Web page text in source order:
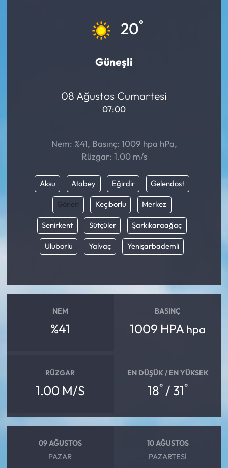
20°
Güneşli
08 Ağustos Cumartesi
07:00
Nem: %41, Basınç: 1009 hpa hPa,
Rüzgar: 1.00 m/s
Aksu Atabey Eğirdir Gelendost
Gönen Keçiborlu Merkez
Senirkent Sütçüler Şarkikaraağaç
Uluborlu Yalvaç Yenişarbademli
NEM
%41
BASINÇ
1009 HPA hpa
RÜZGAR
1.00 M/S
EN DÜŞÜK / EN YÜKSEK
18° / 31°
09 AĞUSTOS
PAZAR
10 AĞUSTOS
PAZARTESI